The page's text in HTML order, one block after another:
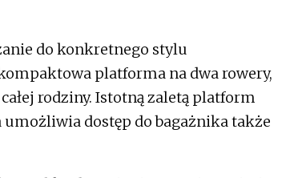
do konkretnego stylu
platforma na dwa rowery,
rodziny. Istotną zaletą platform
dostęp do bagażnika także